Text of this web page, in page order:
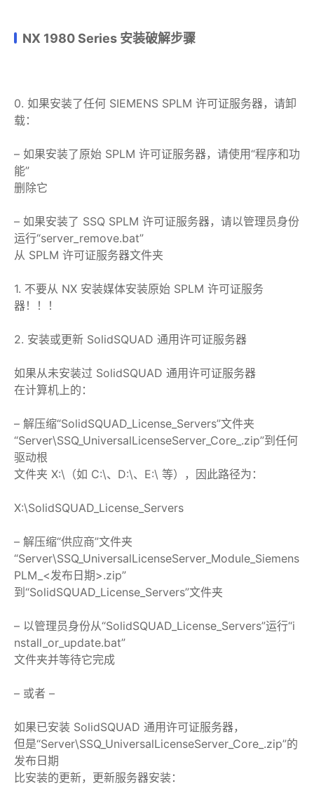
NX 1980 Series 安装破解步骤
0. 如果安装了任何 SIEMENS SPLM 许可证服务器，请卸
载：
– 如果安装了原始 SPLM 许可证服务器，请使用“程序和功
能”
删除它
– 如果安装了 SSQ SPLM 许可证服务器，请以管理员身份
运行“server_remove.bat”
从 SPLM 许可证服务器文件夹
1. 不要从 NX 安装媒体安装原始 SPLM 许可证服务
器！！！
2. 安装或更新 SolidSQUAD 通用许可证服务器
如果从未安装过 SolidSQUAD 通用许可证服务器
在计算机上的：
– 解压缩“SolidSQUAD_License_Servers”文件夹
“Server\SSQ_UniversalLicenseServer_Core_ .zip”到任何
驱动根
文件夹 X:\（如 C:\、D:\、E:\ 等），因此路径为：
X:\SolidSQUAD_License_Servers
– 解压缩“供应商”文件夹
“Server\SSQ_UniversalLicenseServer_Module_Siemens
PLM_<发布日期>.zip”
到“SolidSQUAD_License_Servers”文件夹
– 以管理员身份从“SolidSQUAD_License_Servers”运行“i
nstall_or_update.bat”
文件夹并等待它完成
– 或者 –
如果已安装 SolidSQUAD 通用许可证服务器，
但是“Server\SSQ_UniversalLicenseServer_Core_ .zip”的
发布日期
比安装的更新，更新服务器安装：